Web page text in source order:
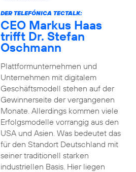
DER TELEFÓNICA TECTALK:
CEO Markus Haas
trifft Dr. Stefan
Oschmann
Plattformunternehmen und
Unternehmen mit digitalem
Geschäftsmodell stehen auf der
Gewinnerseite der vergangenen
Monate. Allerdings kommen viele
Erfolgsmodelle vorrangig aus den
USA und Asien. Was bedeutet das
für den Standort Deutschland mit
seiner traditionell starken
industriellen Basis. Hier liegen